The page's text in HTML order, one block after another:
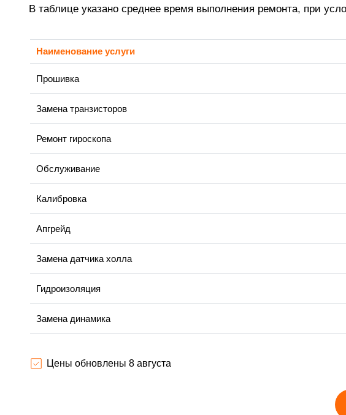
В таблице указано среднее время выполнения ремонта, при
Наименование услуги
Прошивка
Замена транзисторов
Ремонт гироскопа
Обслуживание
Калибровка
Апгрейд
Замена датчика холла
Гидроизоляция
Замена динамика
Цены обновлены 8 августа